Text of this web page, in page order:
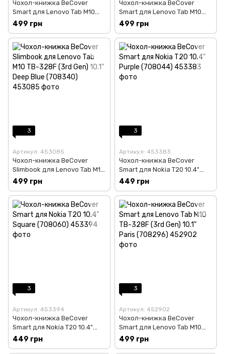
Чохол-книжка BeCover
Smart для Lenovo Tab M10
TB-328F (3rd Gen) 10.1" Red
(708286)
499 грн
Чохол-книжка BeCover
Smart для Lenovo Tab M10
TB-328F (3rd Gen) 10.1" Spring
(708298)
499 грн
3
Артикул: 453085
Чохол-книжка BeCover
Slimbook для Lenovo Tab M10
TB-328F (3rd Gen) 10.1" Deep
Blue (708340)
499 грн
3
Артикул: 453383
Чохол-книжка BeCover
Smart для Nokia T20 10.4"
Purple (708044)
449 грн
3
Артикул: 453394
Чохол-книжка BeCover
Smart для Nokia T20 10.4"
Square (708060)
449 грн
3
Артикул: 452902
Чохол-книжка BeCover
Smart для Lenovo Tab M10
TB-328F (3rd Gen) 10.1" Paris
(708296)
499 грн